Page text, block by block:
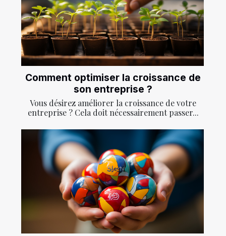
Comment optimiser la croissance de
son entreprise ?
Vous désirez améliorer la croissance de votre
entreprise ? Cela doit nécessairement passer...